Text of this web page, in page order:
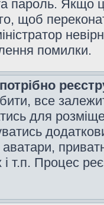
пароль. Якщо
щоб
помилки.
все
для
аватари,
т.п. Процес